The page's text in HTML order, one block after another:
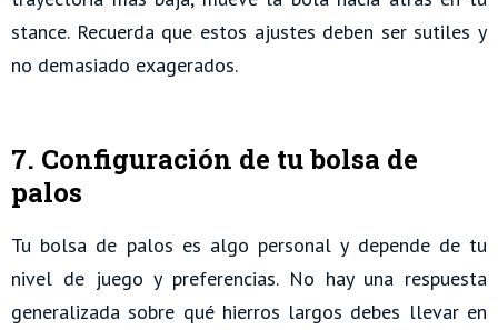
stance. Recuerda que estos ajustes deben ser sutiles y
no demasiado exagerados.
7. Configuración de tu bolsa de
palos
Tu bolsa de palos es algo personal y depende de tu
nivel de juego y preferencias. No hay una respuesta
generalizada sobre qué hierros largos debes llevar en